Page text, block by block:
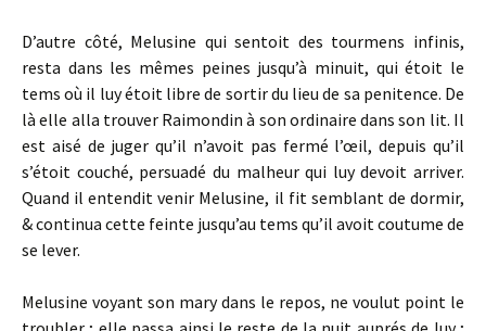
D’autre côté, Melusine qui sentoit des tourmens infinis,
resta dans les mêmes peines jusqu’à minuit, qui étoit le
tems où il luy étoit libre de sortir du lieu de sa penitence. De
là elle alla trouver Raimondin à son ordinaire dans son lit. Il
est aisé de juger qu’il n’avoit pas fermé l’œil, depuis qu’il
s’étoit couché, persuadé du malheur qui luy devoit arriver.
Quand il entendit venir Melusine, il fit semblant de dormir,
& continua cette feinte jusqu’au tems qu’il avoit coutume de
se lever.
Melusine voyant son mary dans le repos, ne voulut point le